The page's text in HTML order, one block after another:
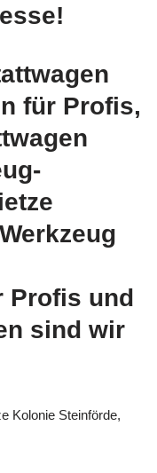
für Profis,
Profis und
sind wir
Kolonie Steinförde,